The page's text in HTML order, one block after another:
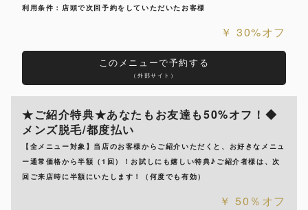
利用条件：店頭で次回予約をしていただいたお客様
30%オフ
このメニューで予約する
（外部サイト）
★ご紹介特典★あなたもお友達も50%オフ！◆
メンズ脱毛/都度払い
【全メニュー対象】当店のお客様からご紹介いただくと、お好きなメニュ
ー通常価格から半額（1回）！お試しにも嬉しい特典♪ご紹介者様は、次
回ご来店時に半額にいたします！（何度でも有効）
50％オフ